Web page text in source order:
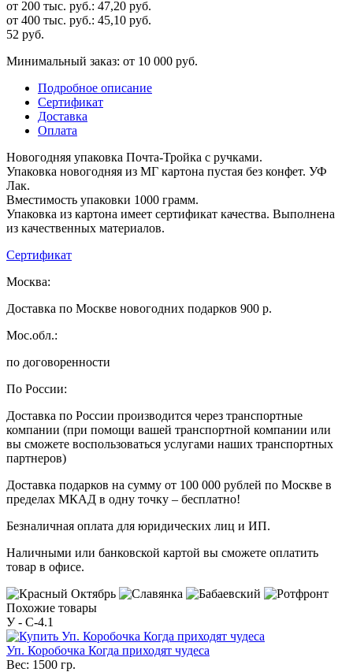
от 200 тыс. руб.: 47,20 руб.
от 400 тыс. руб.: 45,10 руб.
52 руб.
Минимальный заказ: от 10 000 руб.
Подробное описание
Сертификат
Доставка
Оплата
Новогодняя упаковка Почта-Тройка с ручками.
Упаковка новогодняя из МГ картона пустая без конфет. УФ
Лак.
Вместимость упаковки 1000 грамм.
Упаковка из картона имеет сертификат качества. Выполнена
из качественных материалов.
Сертификат
Москва:
Доставка по Москве новогодних подарков 900 р.
Мос.обл.:
по договоренности
По России:
Доставка по России производится через транспортные
компании (при помощи вашей транспортной компании или
вы сможете воспользоваться услугами наших транспортных
партнеров)
Доставка подарков на сумму от 100 000 рублей по Москве в
пределах МКАД в одну точку – бесплатно!
Безналичная оплата для юридических лиц и ИП.
Наличными или банковской картой вы сможете оплатить
товар в офисе.
Похожие товары
У - C-4.1
Уп. Коробочка Когда приходят чудеса
Вес: 1500 гр.